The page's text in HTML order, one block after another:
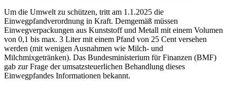
Um die Umwelt zu schützen, tritt am 1.1.2025 die
Einwegpfandverordnung in Kraft. Demgemäß müssen
Einwegverpackungen aus Kunststoff und Metall mit einem Volumen
von 0,1 bis max. 3 Liter mit einem Pfand von 25 Cent versehen
werden (mit wenigen Ausnahmen wie Milch- und
Milchmixgetränken). Das Bundesministerium für Finanzen (BMF)
gab zur Frage der umsatzsteuerlichen Behandlung dieses
Einwegpfandes Informationen bekannt.